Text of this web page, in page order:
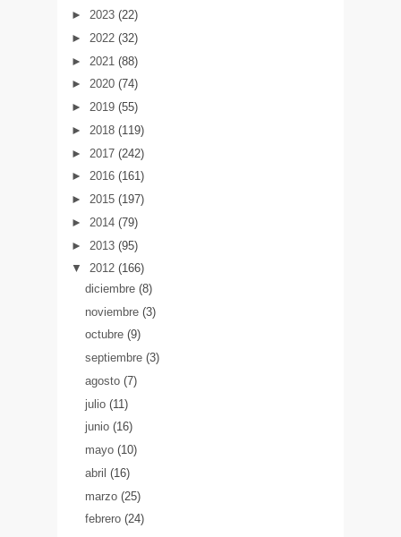
► 2023 (22)
► 2022 (32)
► 2021 (88)
► 2020 (74)
► 2019 (55)
► 2018 (119)
► 2017 (242)
► 2016 (161)
► 2015 (197)
► 2014 (79)
► 2013 (95)
▼ 2012 (166)
diciembre (8)
noviembre (3)
octubre (9)
septiembre (3)
agosto (7)
julio (11)
junio (16)
mayo (10)
abril (16)
marzo (25)
febrero (24)